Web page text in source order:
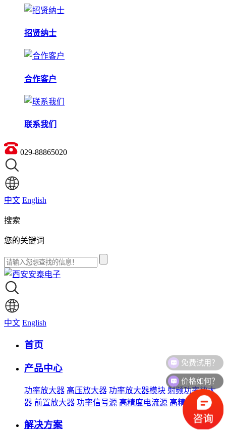
招贤纳士
合作客户
联系我们
029-88865020
中文 English
搜索
您的关键词
中文 English
首页
产品中心
功率放大器 高压放大器 功率放大器模块 射频功率放大
器 前置放大器 功率信号源 高精度电流源 高精度电压源
解决方案
免费试用？
价格如何？